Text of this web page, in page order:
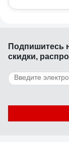
Подпишитесь
скидки,